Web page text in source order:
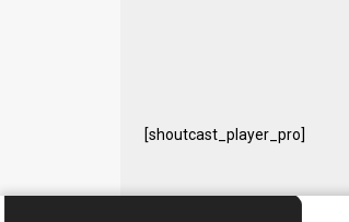
[shoutcast_player_pro]